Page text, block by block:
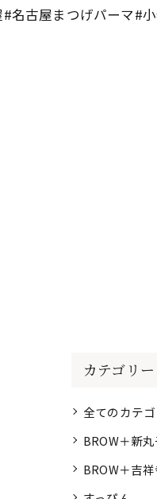
名古屋まつげパーマ#
カテゴリー
全てのカテ
BROW＋新
BROW＋吉